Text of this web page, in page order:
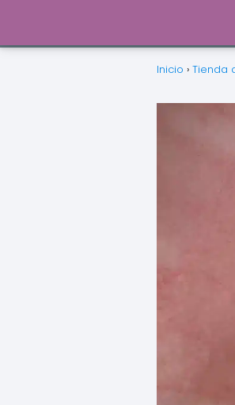
Inicio › Tienda